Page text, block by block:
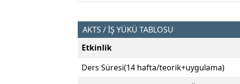
AKTS / İŞ YÜKÜ TABLOSU
Etkinlik
Ders Süresi(14 hafta/teorik+uygulama)